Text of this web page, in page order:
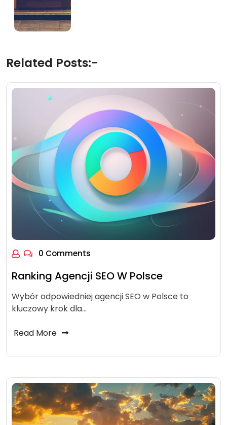
Related Posts:-
0 Comments
Ranking Agencji SEO W Polsce
Wybór odpowiedniej agencji SEO w Polsce to
kluczowy krok dla…
Read More